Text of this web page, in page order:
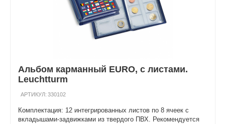
Альбом карманный EURO, с листами.
Leuchtturm
АРТИКУЛ: 330102
Комплектация: 12 интегрированных листов по 8 ячеек с
вкладышами-задвижками из твердого ПВХ. Рекомендуется